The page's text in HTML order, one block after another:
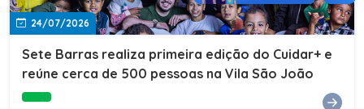
24/07/2026
Sete Barras realiza primeira edição do Cuidar+ e
reúne cerca de 500 pessoas na Vila São João